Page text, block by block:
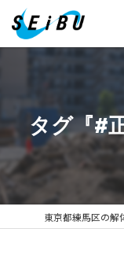
タグ『#
東京都練馬区の解